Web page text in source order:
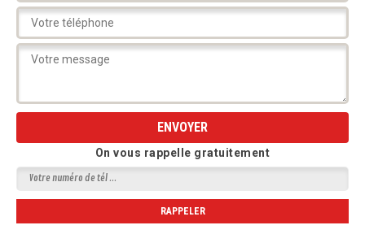
On vous rappelle gratuitement